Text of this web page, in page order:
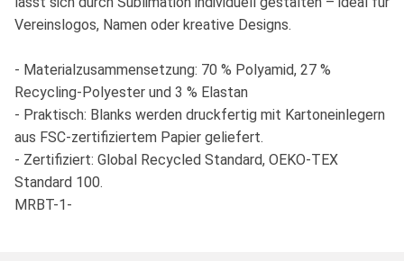
Vereinslogos, Namen oder kreative Designs.
- Materialzusammensetzung: 70 % Polyamid, 27 %
Recycling-Polyester und 3 % Elastan
- Praktisch: Blanks werden druckfertig mit Kartoneinlegern
aus FSC-zertifiziertem Papier geliefert.
- Zertifiziert: Global Recycled Standard, OEKO-TEX
Standard 100.
MRBT-1-